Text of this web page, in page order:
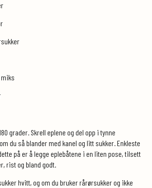
miks
grader. Skrell eplene og del opp i tynne
du så blander med kanel og litt sukker. Enkleste
på er å legge eplebåtene i en liten pose, tilsett
rist og bland godt.
hvitt, og om du bruker rårørsukker og ikke